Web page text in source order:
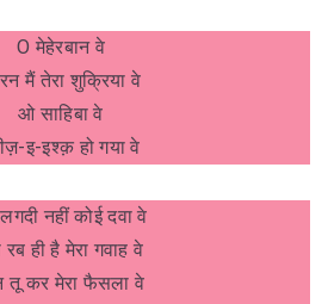
O मेहेरबान वे
मैं तेरा शुक्रिया वे
ओ साहिबा वे
इ-इश्क़ हो गया वे
नहीं कोई दवा वे
रब ही है मेरा गवाह वे
तू कर मेरा फैसला वे